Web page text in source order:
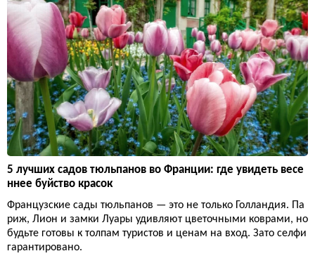
5 лучших садов тюльпанов во Франции: где увидеть весе
ннее буйство красок
Французские сады тюльпанов — это не только Голландия. Па
риж, Лион и замки Луары удивляют цветочными коврами, но
будьте готовы к толпам туристов и ценам на вход. Зато селфи
гарантировано.